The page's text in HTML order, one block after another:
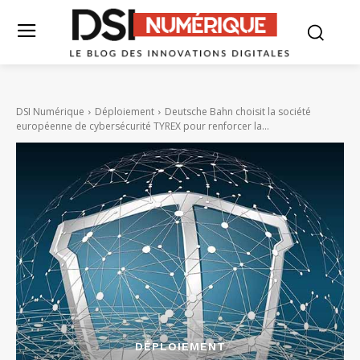
DSI Numérique Déploiement
Deutsche Bahn choisit la société
européenne de cybersécurité TYREX pour renforcer la...
DÉPLOIEMENT